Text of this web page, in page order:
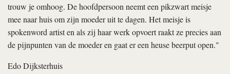
trouw je omhoog. De hoofdpersoon neemt een pikzwart meisje
mee naar huis om zijn moeder uit te dagen. Het meisje is
spokenword artist en als zij haar werk opvoert raakt ze precies aan
de pijnpunten van de moeder en gaat er een heuse beerput open."
Edo Dijksterhuis